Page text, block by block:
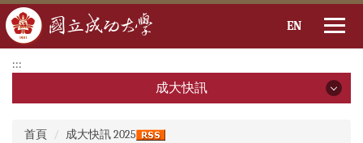
到
要
EN
:::
成大快訊
首頁
成大快訊 2025